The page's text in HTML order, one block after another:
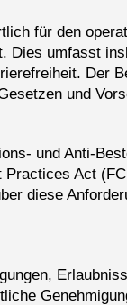
für den
Dies umfasst
Der
und
und Anti-
Act
diese